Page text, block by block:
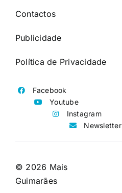
Contactos
Publicidade
Política de Privacidade
Facebook
Youtube
Instagram
Newsletter
© 2026 Mais
Guimarães